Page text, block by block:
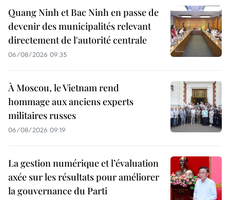
Quang Ninh et Bac Ninh en passe de
devenir des municipalités relevant
directement de l'autorité centrale
06/08/2026 09:35
À Moscou, le Vietnam rend
hommage aux anciens experts
militaires russes
06/08/2026 09:19
La gestion numérique et l’évaluation
axée sur les résultats pour améliorer
la gouvernance du Parti